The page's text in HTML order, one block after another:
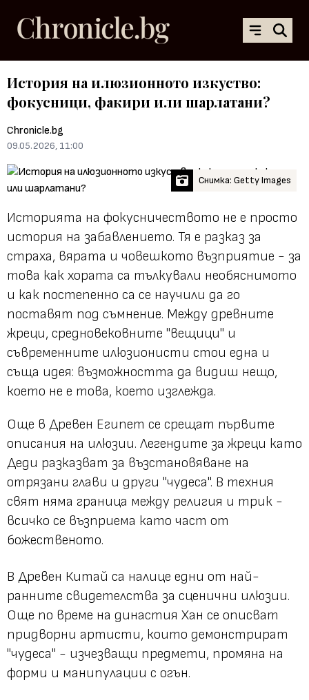
История на илюзионното изкуство:
фокусници, факири или шарлатани?
Chronicle.bg
09.05.2026, 11:00
Снимка: Getty Images
Историята на фокусничеството не е просто
история на забавлението. Тя е разказ за
страха, вярата и човешкото възприятие - за
това как хората са тълкували необяснимото
и как постепенно са се научили да го
поставят под съмнение. Между древните
жреци, средновековните "вещици" и
съвременните илюзионисти стои една и
съща идея: възможността да видиш нещо,
което не е това, което изглежда.
Още в Древен Египет се срещат първите
описания на илюзии. Легендите за жреци като
Деди разказват за възстановяване на
отрязани глави и други "чудеса". В техния
свят няма граница между религия и трик -
всичко се възприема като част от
божественото.
В Древен Китай са налице едни от най-
ранните свидетелства за сценични илюзии.
Още по време на династия Хан се описват
придворни артисти, които демонстрират
"чудеса" - изчезващи предмети, промяна на
форми и манипулации с огън.